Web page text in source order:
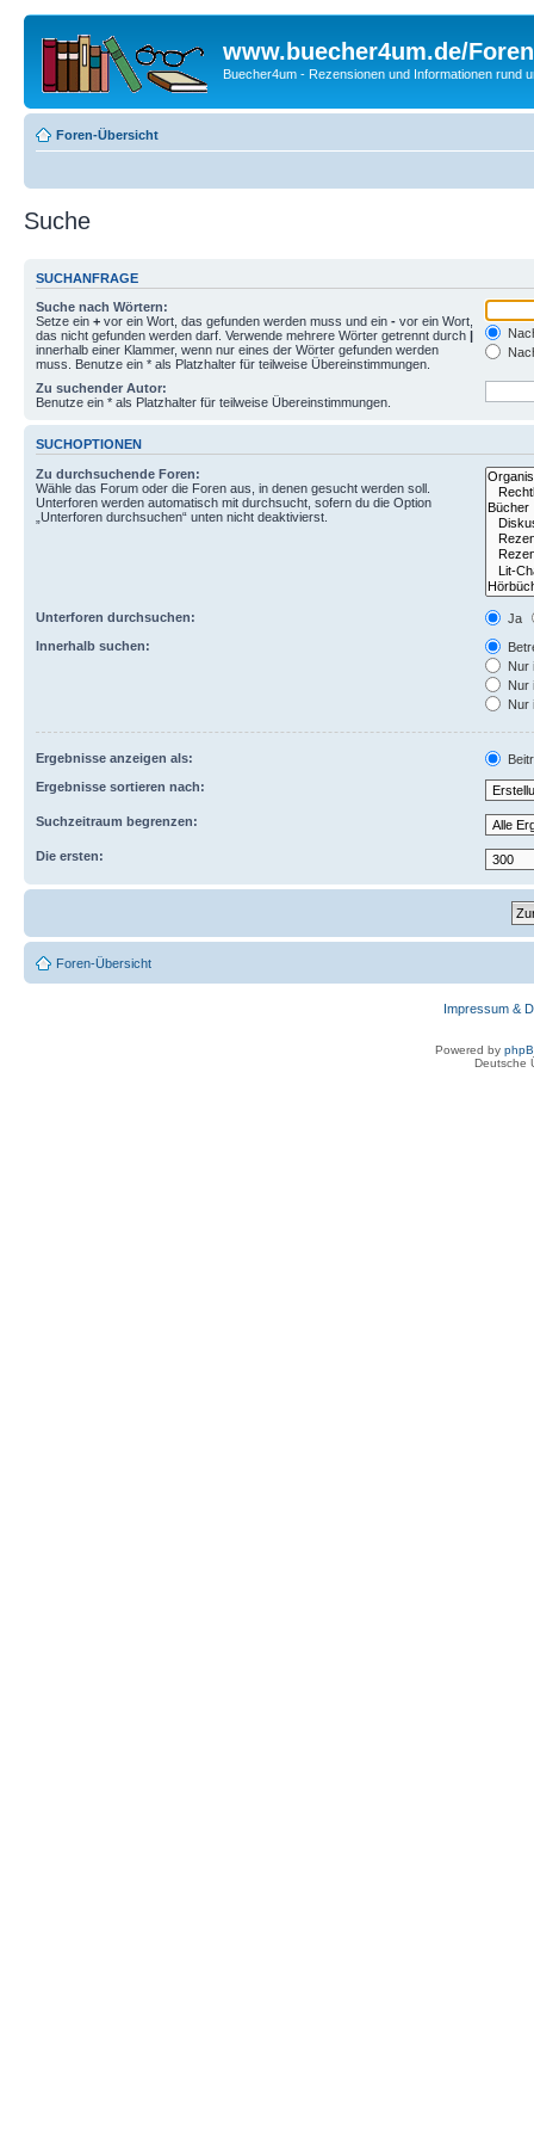
www.buecher4um.de/Foren
Buecher4um - Rezensionen und Informationen rund
Foren-Übersicht
Suche
SUCHANFRAGE
Suche nach Wörtern:
Setze ein + vor ein Wort, das gefunden werden muss und ein - vor ein Wort,
das nicht gefunden werden darf. Verwende mehrere Wörter getrennt durch |
innerhalb einer Klammer, wenn nur eines der Wörter gefunden werden
muss. Benutze ein * als Platzhalter für teilweise Übereinstimmungen.
Zu suchender Autor:
Benutze ein * als Platzhalter für teilweise Übereinstimmungen.
SUCHOPTIONEN
Zu durchsuchende Foren:
Wähle das Forum oder die Foren aus, in denen gesucht werden soll.
Unterforen werden automatisch mit durchsucht, sofern du die Option
„Unterforen durchsuchen“ unten nicht deaktivierst.
Unterforen durchsuchen:
Ja
Innerhalb suchen:
Nur
Nur
Nur
Ergebnisse anzeigen als:
Ergebnisse sortieren nach:
Suchzeitraum begrenzen:
Die ersten:
Foren-Übersicht
Impressum &
Powered by
Deutsche